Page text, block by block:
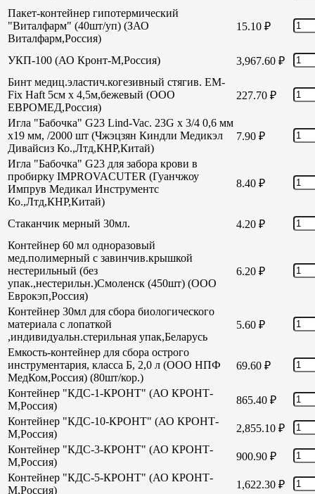
Пакет-контейнер гипотермический
"Виталфарм" (40шт/уп) (ЗАО
Виталфарм,Россия)
15.10 ₽
УКП-100 (АО Кронт-М,Россия) 3,967.60 ₽
Бинт медиц.эластич.когезивный стягив. EM-
Fix Haft 5см х 4,5м,бежевый (ООО
ЕВРОМЕД,Россия)
227.70 ₽
Игла "Бабочка" G23 Lind-Vac. 23G х 3/4 0,6 мм
х19 мм, /2000 шт (Чжэцзян Киндли Медикэл
Дивайсиз Ко.,Лтд,КНР,Китай)
7.90 ₽
Игла "Бабочка" G23 для забора крови в
пробирку IMPROVACUTER (Гуанчжоу
Импрув Медикал Инструментс
Ко.,Лтд,КНР,Китай)
8.40 ₽
Стаканчик мерный 30мл. 4.20 ₽
Контейнер 60 мл одноразовый
мед.полимерный с завинчив.крышкой
нестерильный (без
упак.,нестерильн.)Смоленск (450шт) (ООО
Еврокэп,Россия)
6.20 ₽
Контейнер 30мл для сбора биологического
материала с лопаткой
,индивидуальн.стерильная упак,Беларусь
5.60 ₽
Емкость-контейнер для сбора острого
инструментария, класса Б, 2,0 л (ООО НПФ
МедКом,Россия) (80шт/кор.)
69.60 ₽
Контейнер "КДС-1-КРОНТ" (АО КРОНТ-
М,Россия)
865.40 ₽
Контейнер "КДС-10-КРОНТ" (АО КРОНТ-
М,Россия)
2,855.10 ₽
Контейнер "КДС-3-КРОНТ" (АО КРОНТ-
М,Россия)
900.90 ₽
Контейнер "КДС-5-КРОНТ" (АО КРОНТ-
М,Россия)
1,622.30 ₽